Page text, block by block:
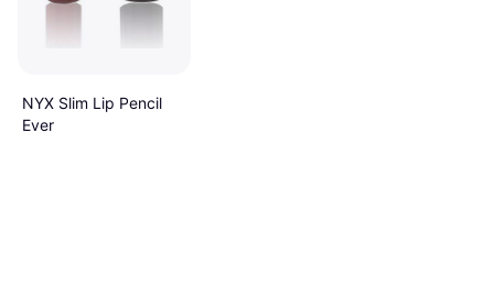
NYX Slim Lip Pencil
Ever